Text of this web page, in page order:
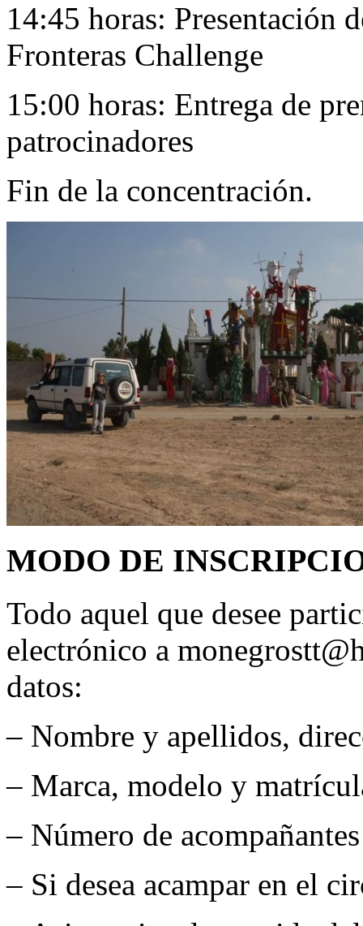
14:45 horas: Presentación
Fronteras Challenge
15:00 horas: Entrega de
patrocinadores
Fin de la concentración.
MODO DE
Todo aquel que desee
electrónico a
datos:
– Nombre y apellidos,
– Marca, modelo y
– Número de
– Si desea acampar en el